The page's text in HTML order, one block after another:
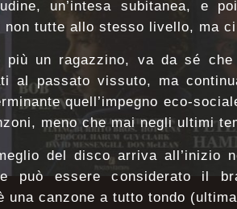
un’intesa subitanea, e
non tutte allo stesso livello, ma
più un ragazzino, va da sé
al passato vissuto, ma
quell’impegno eco-
meno che mai negli ultimi
del disco arriva all’inizio
può essere considerato il
una canzone a tutto tondo